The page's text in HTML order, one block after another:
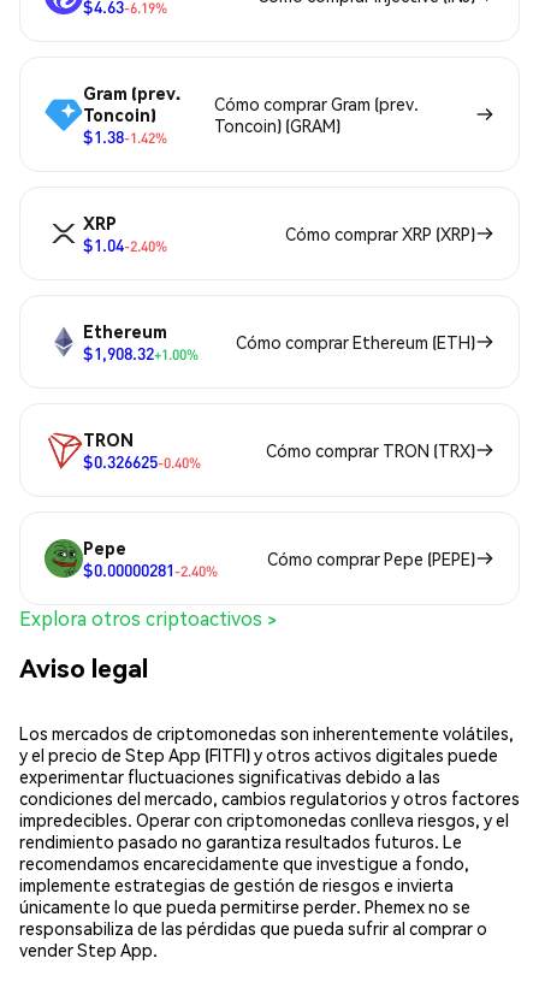
$4.63-6.19%
Gram (prev.
Toncoin)
$1.38-1.42%
Cómo comprar Gram (prev.
Toncoin) (GRAM)
XRP
$1.04-2.40%
Cómo comprar XRP (XRP)
Ethereum
$1,908.32+1.00%
Cómo comprar Ethereum (ETH)
TRON
$0.326625-0.40%
Cómo comprar TRON (TRX)
Pepe
$0.00000281-2.40%
Cómo comprar Pepe (PEPE)
Explora otros criptoactivos >
Aviso legal
Los mercados de criptomonedas son inherentemente volátiles,
y el precio de Step App (FITFI) y otros activos digitales puede
experimentar fluctuaciones significativas debido a las
condiciones del mercado, cambios regulatorios y otros factores
impredecibles. Operar con criptomonedas conlleva riesgos, y el
rendimiento pasado no garantiza resultados futuros. Le
recomendamos encarecidamente que investigue a fondo,
implemente estrategias de gestión de riesgos e invierta
únicamente lo que pueda permitirse perder. Phemex no se
responsabiliza de las pérdidas que pueda sufrir al comprar o
vender Step App.